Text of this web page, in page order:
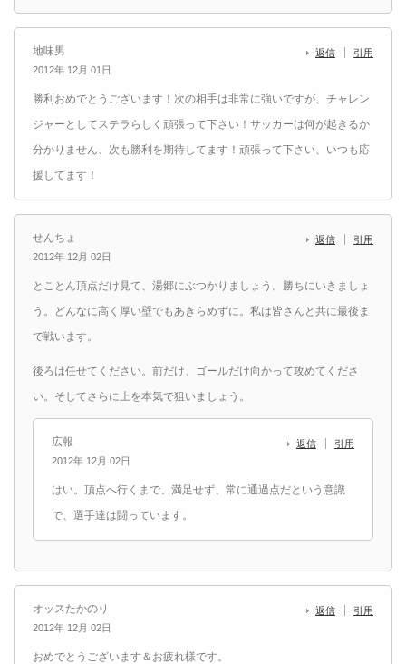
地味男
2012年 12月 01日
返信 引用
勝利おめでとうございます！次の相手は非常に強いですが、チャレン
ジャーとしてステラらしく頑張って下さい！サッカーは何が起きるか
分かりません、次も勝利を期待してます！頑張って下さい、いつも応
援してます！
せんちょ
2012年 12月 02日
返信 引用
とことん頂点だけ見て、湯郷にぶつかりましょう。勝ちにいきましょ
う。どんなに高く厚い壁でもあきらめずに。私は皆さんと共に最後ま
で戦います。
後ろは任せてください。前だけ、ゴールだけ向かって攻めてくださ
い。そしてさらに上を本気で狙いましょう。
広報
2012年 12月 02日
返信 引用
はい。頂点へ行くまで、満足せず、常に通過点だという意識
で、選手達は闘っています。
オッスたかのり
2012年 12月 02日
返信 引用
おめでとうございます＆お疲れ様です。